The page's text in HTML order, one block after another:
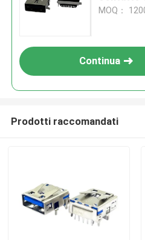
HF
MOQ：
Continua
Prodotti raccomandati